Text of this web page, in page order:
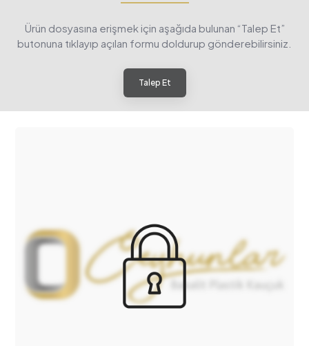
Ürün dosyasına erişmek için aşağıda bulunan “Talep Et”
butonuna tıklayıp açılan formu doldurup gönderebilirsiniz.
Talep Et